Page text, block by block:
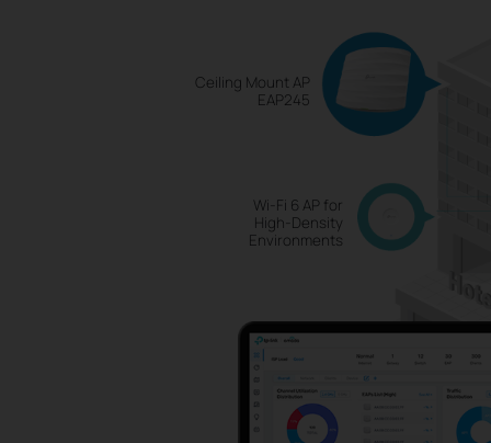
Wi-Fi 6 AP for
High-Density
Environments
Ceiling Mount AP
EAP245